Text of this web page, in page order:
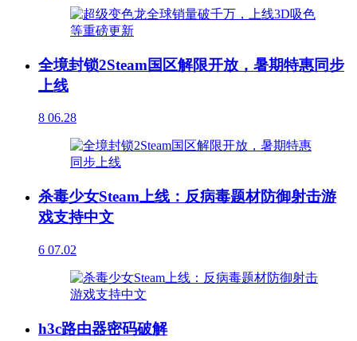
全境封锁2Steam国区解限开放，暑期特惠同步
上线
8 06.28
杀毒少女Steam上线：反病毒题材防御射击游
戏支持中文
6 07.02
h3c路由器密码破解